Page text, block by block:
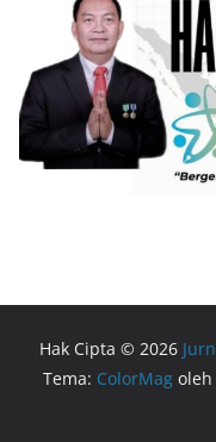
Hak Cipta © 2026
Tema: ColorMag